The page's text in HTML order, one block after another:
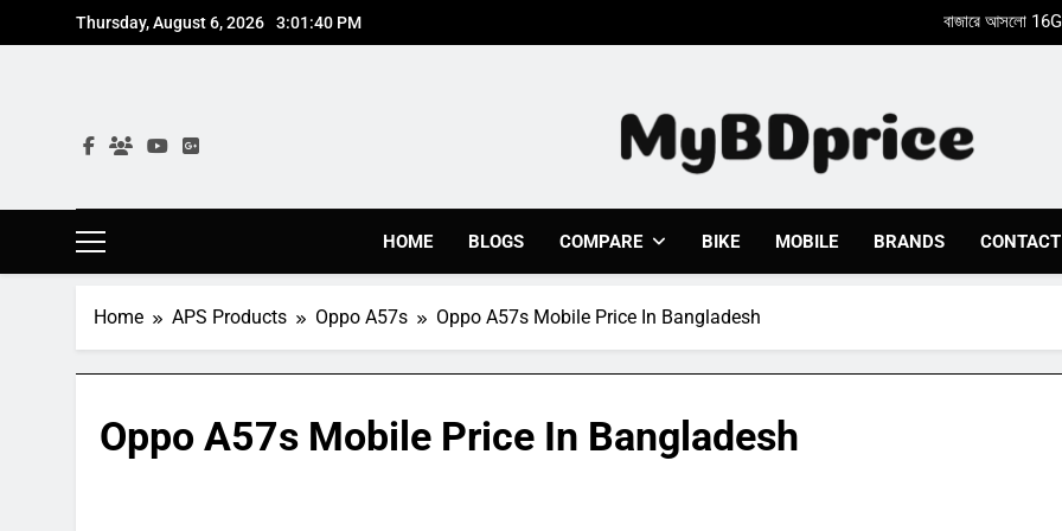
to
Thursday, August 6, 2026 3:01:41 PM
Nothing Phone 2a একটি
Nothing Phone 2a একটি
Mybdprice
Latest Bike & Mobiles Price In Bangladesh 2023 At
HOME BLOGS COMPARE BIKE MOBILE BRANDS
Home APS Products Oppo A57s Oppo A57s Mobile Price In Bangladesh
Oppo A57s Mobile Price In Bangladesh